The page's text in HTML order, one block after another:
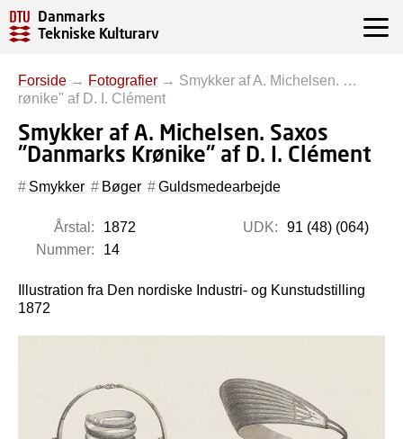
Danmarks
Tekniske Kulturarv
Forside → Fotografier → Smykker af A. Michelsen. …
rønike" af D. I. Clément
Smykker af A. Michelsen. Saxos
"Danmarks Krønike" af D. I. Clément
Smykker Bøger Guldsmedearbejde
Årstal:
1872
Nummer:
14
UDK: 91 (48) (064)
Illustration fra Den nordiske Industri- og Kunstudstilling
1872